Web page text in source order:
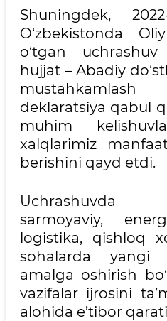
Shuningdek,
O‘zbekistonda
o‘tgan
hujjat – Abadiy
deklaratsiya qabul
muhim
xalqlarimiz
berishini qayd etdi.
Uchrashuvda
sarmoyaviy,
logistika, qishloq
sohalarda yangi
amalga oshirish
vazifalar ijrosini
alohida e’tibor